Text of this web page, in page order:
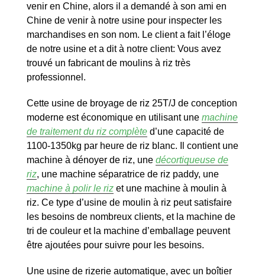
venir en Chine, alors il a demandé à son ami en
Chine de venir à notre usine pour inspecter les
marchandises en son nom. Le client a fait l’éloge
de notre usine et a dit à notre client: Vous avez
trouvé un fabricant de moulins à riz très
professionnel.
Cette usine de broyage de riz 25T/J de conception
moderne est économique en utilisant une machine
de traitement du riz complèted’une capacité de
1100-1350kg par heure de riz blanc. Il contient une
machine à dénoyer de riz, une décortiqueuse de
riz, une machine séparatrice de riz paddy, une
machine à polir le rizet une machine à moulin à
riz. Ce type d’usine de moulin à riz peut satisfaire
les besoins de nombreux clients, et la machine de
tri de couleur et la machine d’emballage peuvent
être ajoutées pour suivre pour les besoins.
Une usine de rizerie automatique, avec un boîtier